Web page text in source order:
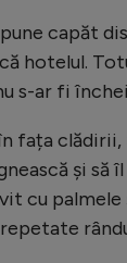
cont
cont
capăt
hotelul.
s-ar fi
fața
și să
cu palmele